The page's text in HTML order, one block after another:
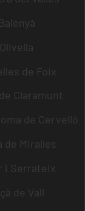
Balenyà
Olivella
de Foix
Claramunt
de Cervelló
de Miralles
i Serrateix
de Vall